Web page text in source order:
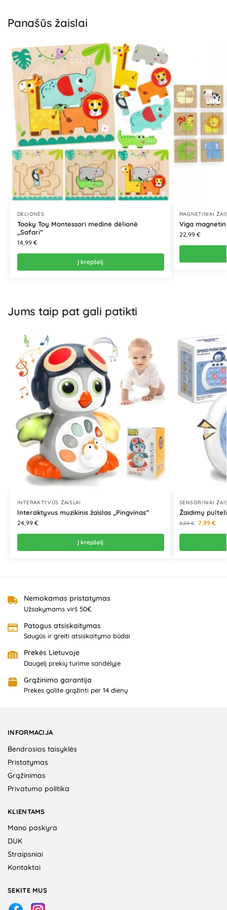
Panašūs žaislai
DĖLIONĖS
Tooky Toy Montessori medinė dėlionė
„Safari”
14,99 €
Į krepšelį
MAGNETINIAI
Viga
22,99 €
Jums taip pat gali patikti
INTERAKTYVŪS ŽAISLAI
Interaktyvus muzikinis žaislas „Pingvinas”
24,99 €
Į krepšelį
SENSORINIAI
Žaidimų
9,99€ 7,99 €
Nemokamas pristatymas
Užsakymams virš 50€
Patogus atsiskaitymas
Saugūs ir greiti atsiskaitymo būdai
Prekės Lietuvoje
Daugelį prekių turime sandėlyje
Grąžinimo garantija
Prekes galite grąžinti per 14 dienų
INFORMACIJA
Bendrosios taisyklės
Pristatymas
Grąžinimas
Privatumo politika
KLIENTAMS
Mano paskyra
DUK
Straipsniai
Kontaktai
SEKITE MUS